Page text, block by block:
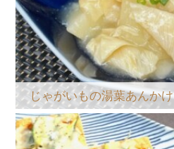
じゃがいもの湯葉あんかけ